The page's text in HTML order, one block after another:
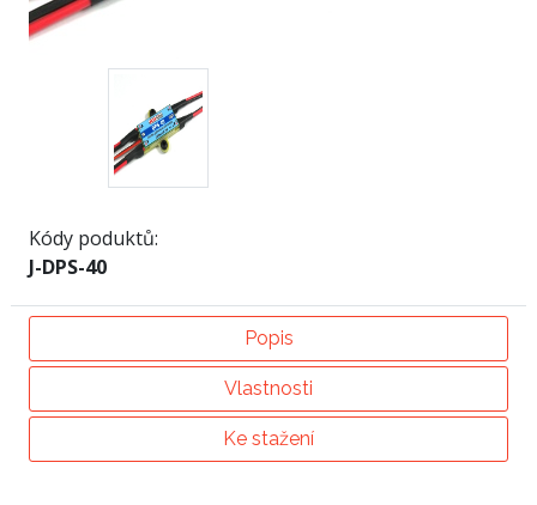
Kódy poduktů:
J-DPS-40
Popis
Vlastnosti
Ke stažení